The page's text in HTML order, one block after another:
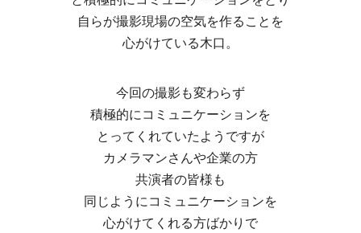
自らが撮影現場の空気を作ることを
心がけている木口。
今回の撮影も変わらず
積極的にコミュニケーションを
とってくれていたようですが
カメラマンさんや企業の方
共演者の皆様も
同じようにコミュニケーションを
心がけてくれる方ばかりで